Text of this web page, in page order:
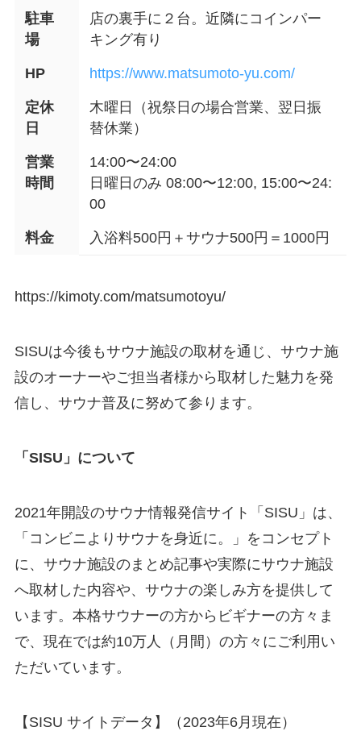
駐車
場
店の裏手に２台。近隣にコインパー
キング有り
HP https://www.matsumoto-yu.com/
定休
日
木曜日（祝祭日の場合営業、翌日振
替休業）
営業
時間
14:00〜24:00
日曜日のみ 08:00〜12:00, 15:00〜24:
00
料金 入浴料500円＋サウナ500円＝1000円
https://kimoty.com/matsumotoyu/
SISUは今後もサウナ施設の取材を通じ、サウナ施
設のオーナーやご担当者様から取材した魅力を発
信し、サウナ普及に努めて参ります。
「SISU」について
2021年開設のサウナ情報発信サイト「SISU」は、
「コンビニよりサウナを身近に。」をコンセプト
に、サウナ施設のまとめ記事や実際にサウナ施設
へ取材した内容や、サウナの楽しみ方を提供して
います。本格サウナーの方からビギナーの方々ま
で、現在では約10万人（月間）の方々にご利用い
ただいています。
【SISU サイトデータ】（2023年6⽉現在）